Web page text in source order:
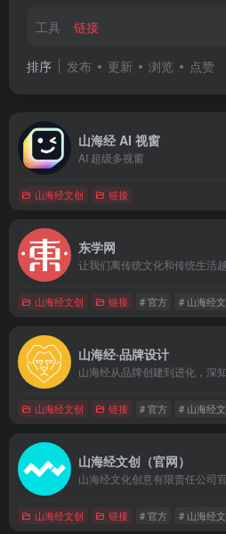
工具 链接
排序 发布 更新 浏览 点赞
山海经 AI 视窗
AI 超级多视窗
山海经文创 链接
东学网
让我们离传统文化和传统生活
山海经文创 链接 # 官方 # 山海经
山海经·品牌设计
山海经从品牌创建到进化，深
山海经文创 链接 # 官方 # 山海经
山海经文创（官网）
山海经文化创意有限责任公司
山海经文创 链接 # 官方 # 山海经